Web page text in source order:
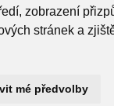
zobrazení
stránek a
mé předvolby